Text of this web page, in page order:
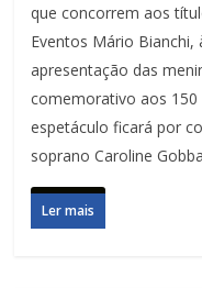
que concorrem aos
Eventos Mário Bianchi,
apresentação das
comemorativo aos 150
espetáculo ficará por
soprano Caroline
Ler mais